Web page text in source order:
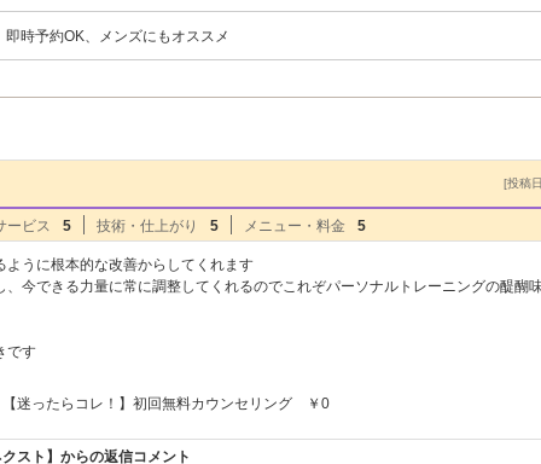
即時予約OK、メンズにもオススメ
[投稿
ービス 5 技術・仕上がり 5 メニュー・料金 5
うに根本的な改善からしてくれます
今できる力量に常に調整してくれるのでこれぞパーソナルトレーニングの醍醐
です
【迷ったらコレ！】初回無料カウンセリング ￥0
ト】からの返信コメント